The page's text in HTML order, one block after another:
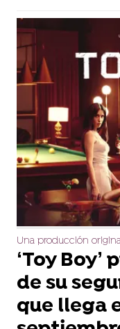
Una producción
‘Toy
de su
que llega